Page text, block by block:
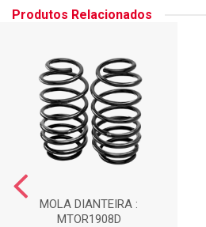
Produtos Relacionados
MOLA DIANTEIRA :
MTOR1908D